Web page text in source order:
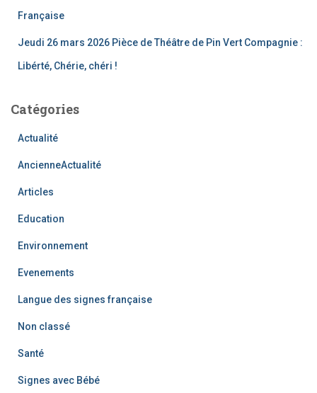
Française
Jeudi 26 mars 2026 Pièce de Théâtre de Pin Vert Compagnie :
Libérté, Chérie, chéri !
Catégories
Actualité
AncienneActualité
Articles
Education
Environnement
Evenements
Langue des signes française
Non classé
Santé
Signes avec Bébé